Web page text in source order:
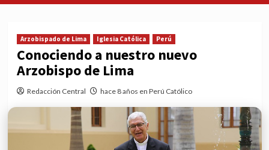
Arzobispado de Lima Iglesia Católica Perú
Conociendo a nuestro nuevo
Arzobispo de Lima
Redacción Central hace 8 años en Perú Católico